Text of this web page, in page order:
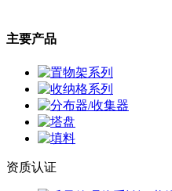
主要产品
资质认证